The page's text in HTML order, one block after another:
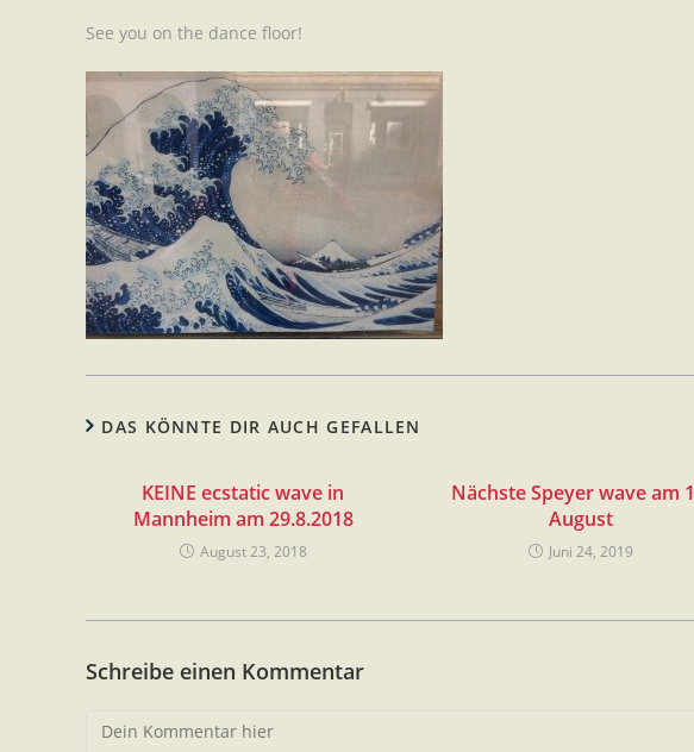
See you on the dance floor!
DAS KÖNNTE DIR AUCH GEFALLEN
KEINE ecstatic wave in
Mannheim am 29.8.2018
August 23, 2018
Nächste Speyer wave am
August
Juni 24, 2019
Schreibe einen Kommentar